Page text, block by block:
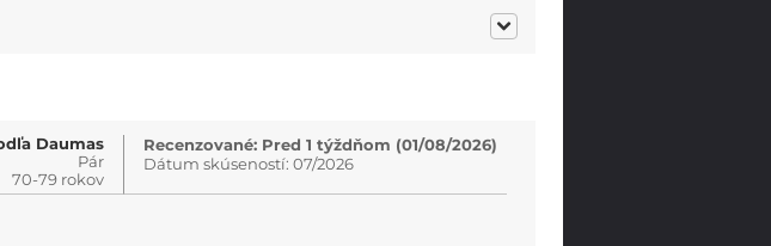
Daumas
Pár
70-79 rokov
Recenzované: Pred 1 týždňom (01/08/2026)
Dátum skúseností: 07/2026